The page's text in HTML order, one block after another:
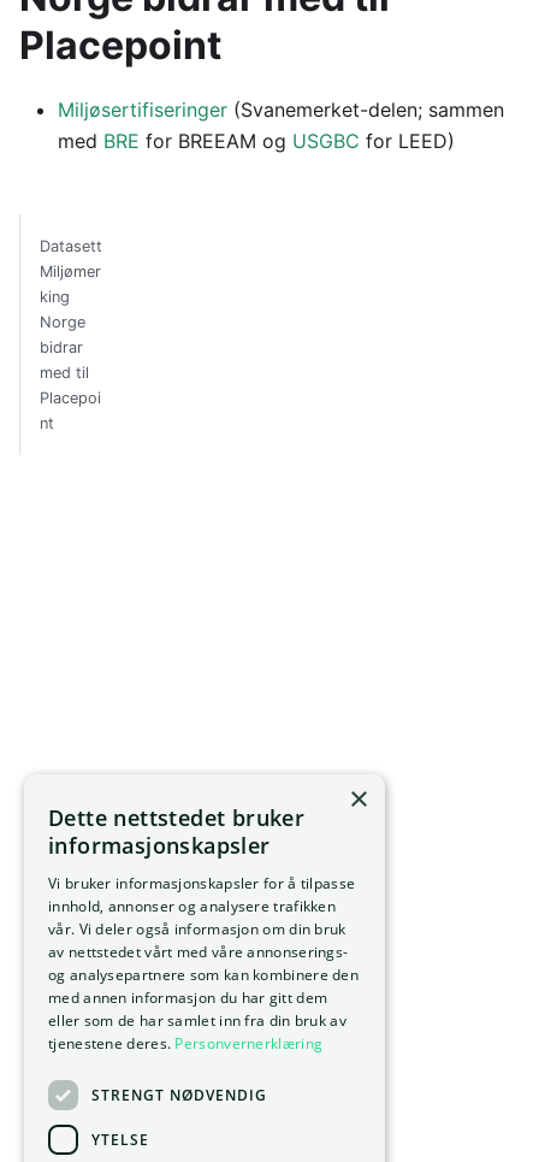
Placepoint
Miljøsertifiseringer (Svanemerket-delen; sammen
med BRE for BREEAM og USGBC for LEED)
Datasett
Miljømer
king
Norge
bidrar
med til
Placepoi
nt
×
Dette nettstedet bruker
informasjonskapsler
Vi bruker informasjonskapsler for å tilpasse
innhold, annonser og analysere trafikken
vår. Vi deler også informasjon om din bruk
av nettstedet vårt med våre annonserings-
og analysepartnere som kan kombinere den
med annen informasjon du har gitt dem
eller som de har samlet inn fra din bruk av
tjenestene deres. Personvernerklæring
STRENGT NØDVENDIG
YTELSE